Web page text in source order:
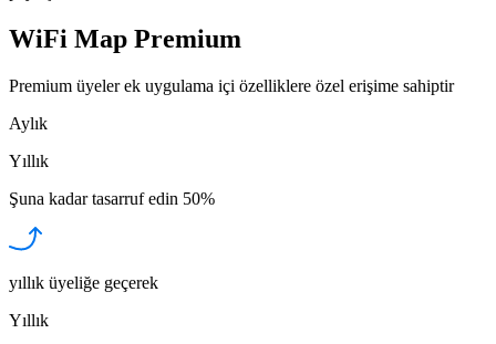
WiFi Map Premium
Premium üyeler ek uygulama içi özelliklere özel erişime sahiptir
Aylık
Yıllık
Şuna kadar tasarruf edin 50%
yıllık üyeliğe geçerek
Yıllık